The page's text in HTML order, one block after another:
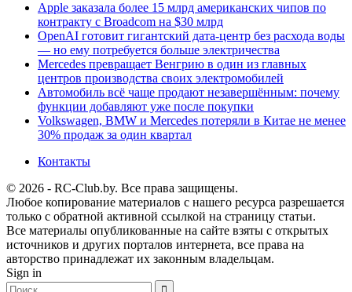
Apple заказала более 15 млрд американских чипов по
контракту с Broadcom на $30 млрд
OpenAI готовит гигантский дата-центр без расхода воды
— но ему потребуется больше электричества
Mercedes превращает Венгрию в один из главных
центров производства своих электромобилей
Автомобиль всё чаще продают незавершённым: почему
функции добавляют уже после покупки
Volkswagen, BMW и Mercedes потеряли в Китае не менее
30% продаж за один квартал
Контакты
© 2026 - RC-Club.by. Все права защищены.
Любое копирование материалов с нашего ресурса разрешается
только с обратной активной ссылкой на страницу статьи.
Все материалы опубликованные на сайте взяты с открытых
источников и других порталов интернета, все права на
авторство принадлежат их законным владельцам.
Sign in